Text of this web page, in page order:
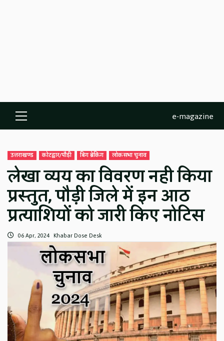
Primary
Menu
e-magazine
उत्तराखण्ड कोटद्वार/पौड़ी बिग ब्रेकिंग लोकसभा चुनाव
लेखा व्यय का विवरण नही किया
प्रस्तुत, पौड़ी जिले में इन आठ
प्रत्याशियों को जारी किए नोटिस
06 Apr, 2024 Khabar Dose Desk